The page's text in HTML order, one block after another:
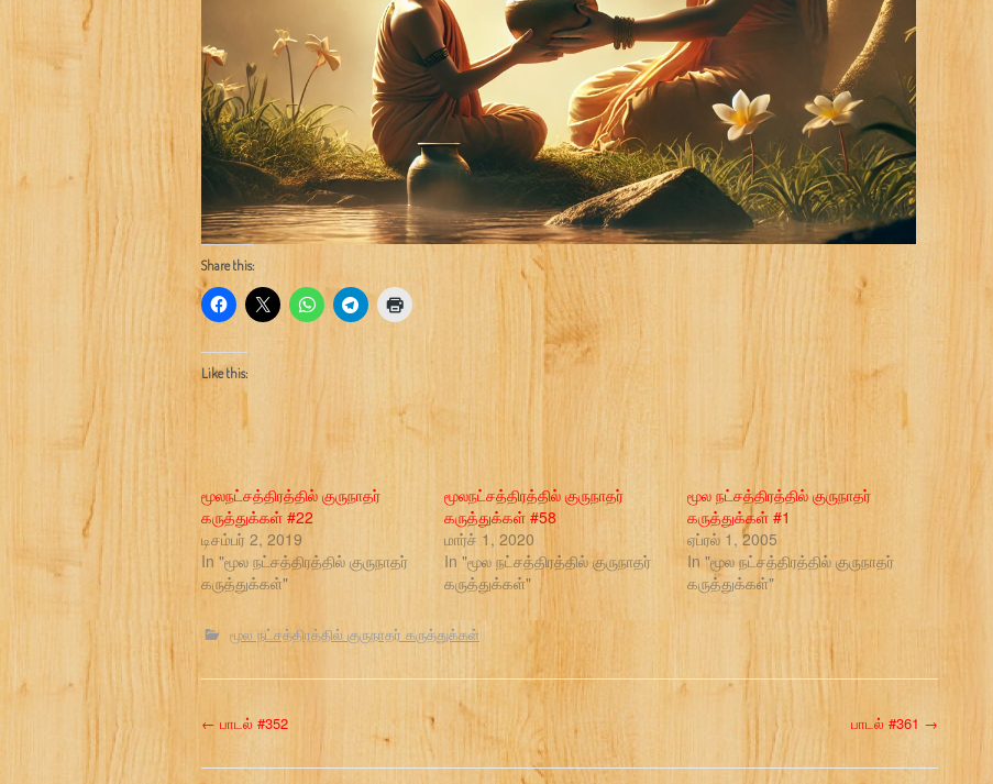
Share this:
Like this:
மூலநட்சத்திரத்தில் குருநாதர்
கருத்துக்கள் #22
டிசம்பர் 2, 2019
In "மூல நட்சத்திரத்தில் குருநாதர்
கருத்துக்கள்"
மூலநட்சத்திரத்தில் குருநாதர்
கருத்துக்கள் #58
மார்ச் 1, 2020
In "மூல நட்சத்திரத்தில் குருநாதர்
கருத்துக்கள்"
மூல நட்சத்திரத்தில் குருநாதர்
கருத்துக்கள் #1
ஏப்ரல் 1, 2005
In "மூல நட்சத்திரத்தில் குருநாதர்
கருத்துக்கள்"
மூல நட்சத்திரத்தில் குருநாதர் கருத்துக்கள்
P
← பாடல் #352 பாடல் #361 →